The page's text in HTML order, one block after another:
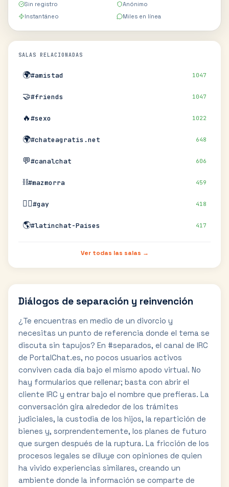
Sin registro
Anónimo
Instantáneo
Miles en línea
SALAS RELACIONADAS
🌍#amistad 1047
🤝#friends 1047
🔥#sexo 1022
🌍#chateagratis.net 648
💬#canalchat 606
⛓️#mazmorra 459
🏳️‍🌈#gay 418
🌎#latinchat-Paises 417
Ver todas las salas →
Diálogos de separación y reinvención
¿Te encuentras en medio de un divorcio y
necesitas un punto de referencia donde el tema se
discuta sin tapujos? En #separados, el canal de IRC
de PortalChat.es, no pocos usuarios activos
conviven cada día bajo el mismo apodo virtual. No
hay formularios que rellenar; basta con abrir el
cliente IRC y entrar bajo el nombre que prefieras. La
conversación gira alrededor de los trámites
judiciales, la custodia de los hijos, la repartición de
bienes y, sorprendentemente, los planes de futuro
que surgen después de la ruptura. La fricción de los
procesos legales se diluye con opiniones de quien
ha vivido experiencias similares, creando un
ambiente donde la información se comparte de